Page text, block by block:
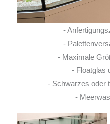
-
-
- Maximale
- Floatglas
- Schwarzes oder
-